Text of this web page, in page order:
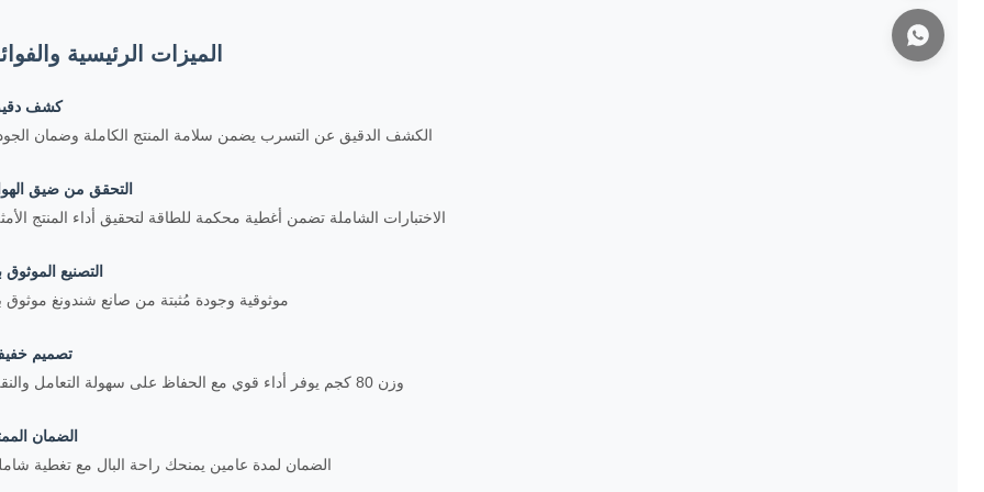
الميزات الرئيسية
كشف
الكشف الدقيق عن التسرب يضمن سلامة المنتج الكاملة وضمان
التحقق من ضيق
الاختبارات الشاملة تضمن أغطية محكمة للطاقة لتحقيق أداء المنتج
التصنيع الموثوق
موثوقية وجودة مُثبتة من صانع شندونغ موثوق
تصميم
وزن 80 كجم يوفر أداء قوي مع الحفاظ على سهولة التعامل والنقل
الضمان
الضمان لمدة عامين يمنحك راحة البال مع تغطية